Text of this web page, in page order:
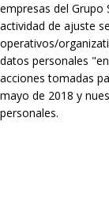
empresas del
actividad de ajuste
operativos/
datos personales
acciones tomadas
mayo de 2018 y
personales.